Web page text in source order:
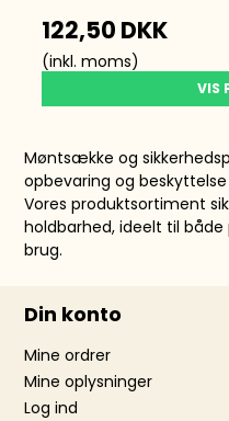
122,50 DKK
(inkl. moms)
VIS
Møntsække og
opbevaring og
Vores produktsortiment
holdbarhed, ideelt til
brug.
Din konto
Mine ordrer
Mine oplysninger
Log ind